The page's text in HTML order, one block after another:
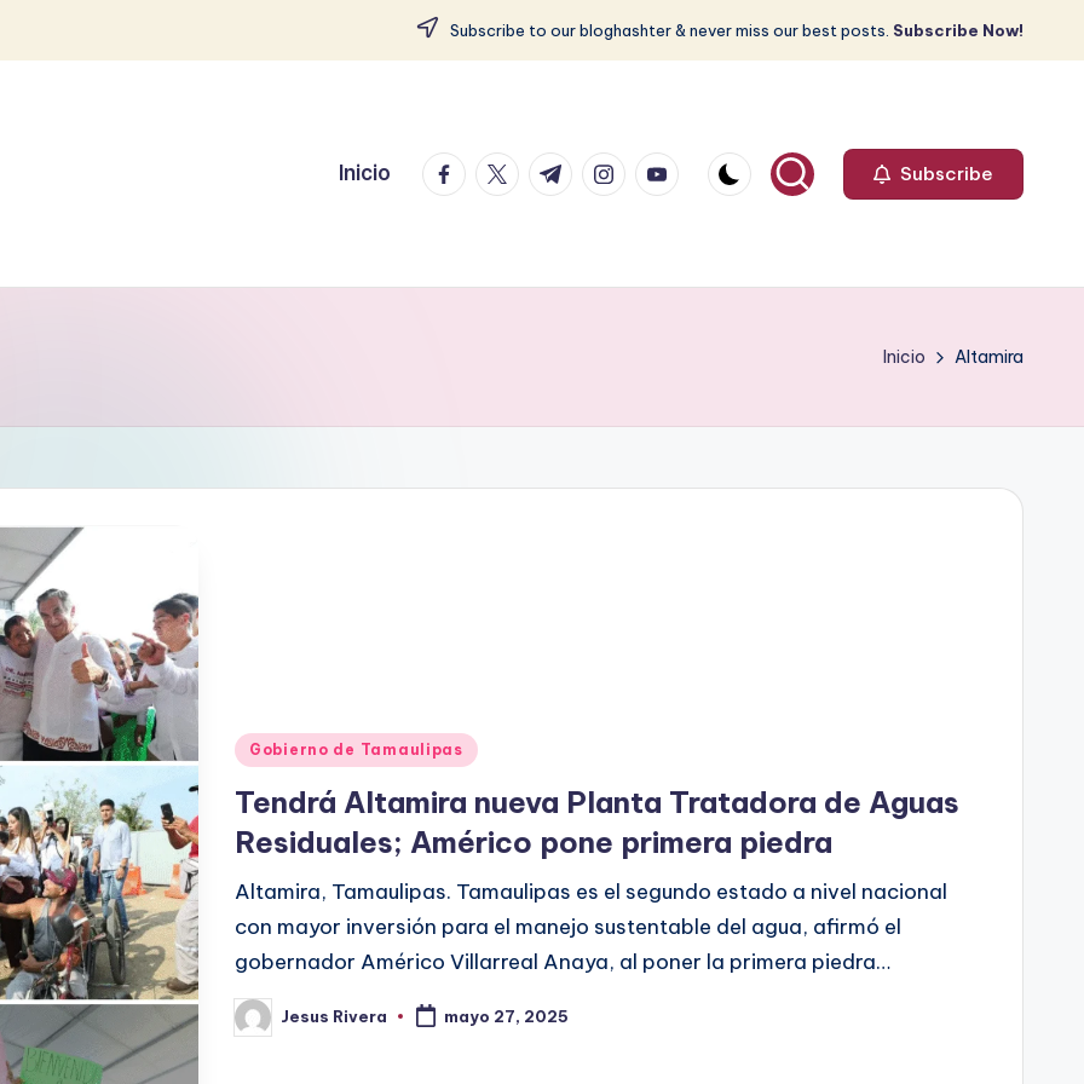
Subscribe to our bloghashter & never miss our best posts. Subscribe Now!
Inicio facebook.com
twitter.com
t.me instagram.com
youtube.com Subscribe
Inicio Altamira
Publicado
Gobierno de Tamaulipas
Tendrá Altamira nueva Planta Tratadora de Aguas
Residuales; Américo pone primera piedra
Altamira, Tamaulipas. Tamaulipas es el segundo estado a nivel nacional
con mayor inversión para el manejo sustentable del agua, afirmó el
gobernador Américo Villarreal Anaya, al poner la primera piedra…
Publicado
por
Jesus Rivera mayo 27, 2025